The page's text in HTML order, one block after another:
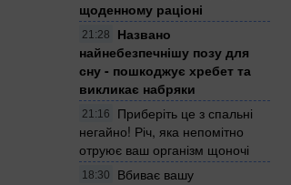
щоденному раціоні
21:28
Названо
найнебезпечнішу позу для
сну - пошкоджує хребет та
викликає набряки
21:16
Приберіть це з спальні
негайно! Річ, яка непомітно
отруює ваш організм щоночі
18:30
Вбиває вашу